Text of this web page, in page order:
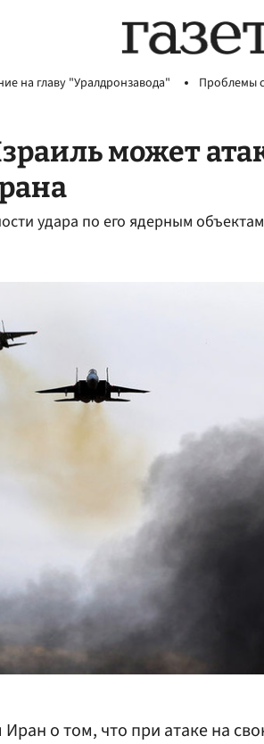
на главу "Уралдронзавода" Проблемы
может
удара по его ядерным объектам
о том, что при атаке на